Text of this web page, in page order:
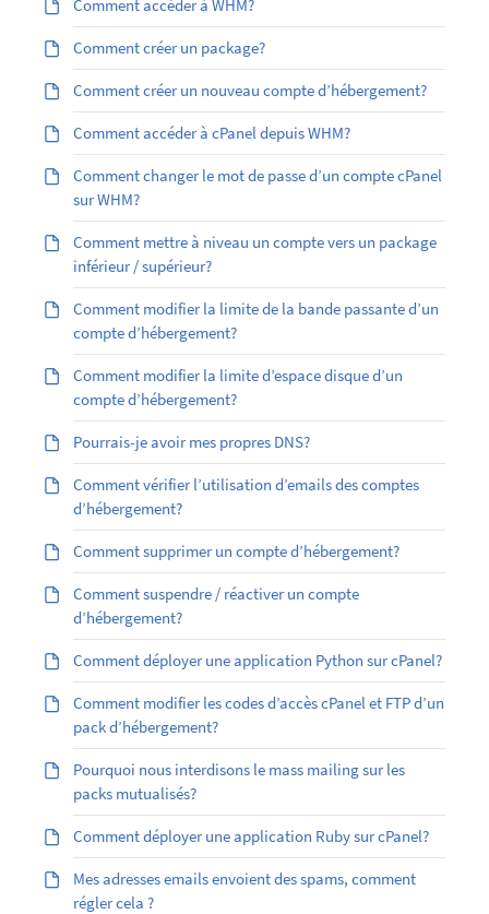
Comment accéder à WHM?
Comment créer un package?
Comment créer un nouveau compte d’hébergement?
Comment accéder à cPanel depuis WHM?
Comment changer le mot de passe d’un compte cPanel
sur WHM?
Comment mettre à niveau un compte vers un package
inférieur / supérieur?
Comment modifier la limite de la bande passante d’un
compte d’hébergement?
Comment modifier la limite d’espace disque d’un
compte d’hébergement?
Pourrais-je avoir mes propres DNS?
Comment vérifier l’utilisation d’emails des comptes
d’hébergement?
Comment supprimer un compte d’hébergement?
Comment suspendre / réactiver un compte
d’hébergement?
Comment déployer une application Python sur cPanel?
Comment modifier les codes d’accès cPanel et FTP d’un
pack d’hébergement?
Pourquoi nous interdisons le mass mailing sur les
packs mutualisés?
Comment déployer une application Ruby sur cPanel?
Mes adresses emails envoient des spams, comment
régler cela ?